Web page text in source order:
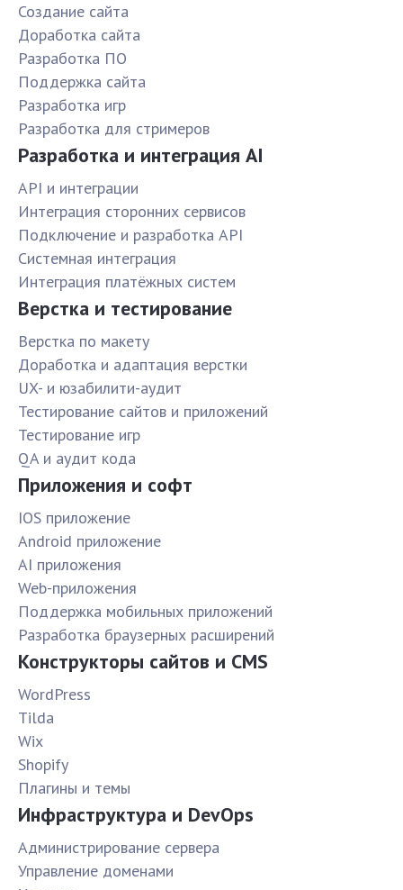
Создание сайта
Доработка сайта
Разработка ПО
Поддержка сайта
Разработка игр
Разработка для стримеров
Разработка и интеграция AI
API и интеграции
Интеграция сторонних сервисов
Подключение и разработка API
Системная интеграция
Интеграция платёжных систем
Верстка и тестирование
Верстка по макету
Доработка и адаптация верстки
UX- и юзабилити-аудит
Тестирование сайтов и приложений
Тестирование игр
QA и аудит кода
Приложения и софт
IOS приложение
Android приложение
AI приложения
Web-приложения
Поддержка мобильных приложений
Разработка браузерных расширений
Конструкторы сайтов и CMS
WordPress
Tilda
Wix
Shopify
Плагины и темы
Инфраструктура и DevOps
Администрирование сервера
Управление доменами